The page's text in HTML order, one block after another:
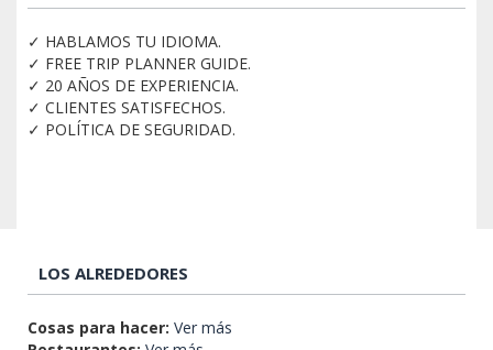
✓ HABLAMOS TU IDIOMA.
✓ FREE TRIP PLANNER GUIDE.
✓ 20 AÑOS DE EXPERIENCIA.
✓ CLIENTES SATISFECHOS.
✓ POLÍTICA DE SEGURIDAD.
LOS ALREDEDORES
Cosas para hacer: Ver más